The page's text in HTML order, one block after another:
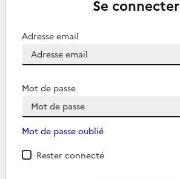
Se connecter
Adresse email
Mot de passe
Mot de passe oublié
Rester connecté